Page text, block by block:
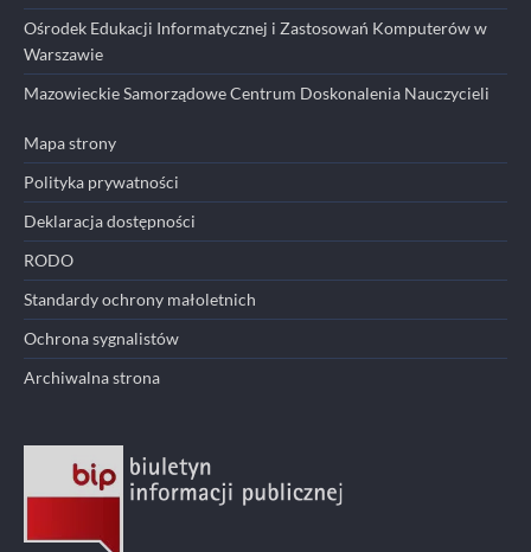
Ośrodek Edukacji Informatycznej i Zastosowań Komputerów w
Warszawie
Mazowieckie Samorządowe Centrum Doskonalenia Nauczycieli
Mapa strony
Polityka prywatności
Deklaracja dostępności
RODO
Standardy ochrony małoletnich
Ochrona sygnalistów
Archiwalna strona